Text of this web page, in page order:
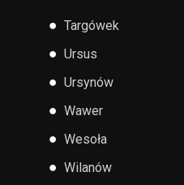
● Targówek
● Ursus
● Ursynów
● Wawer
● Wesoła
● Wilanów